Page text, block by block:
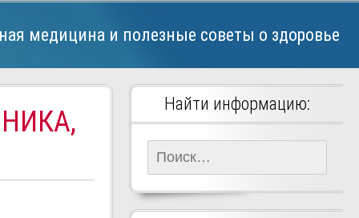
медицина и полезные советы о здоровье
Найти информацию: